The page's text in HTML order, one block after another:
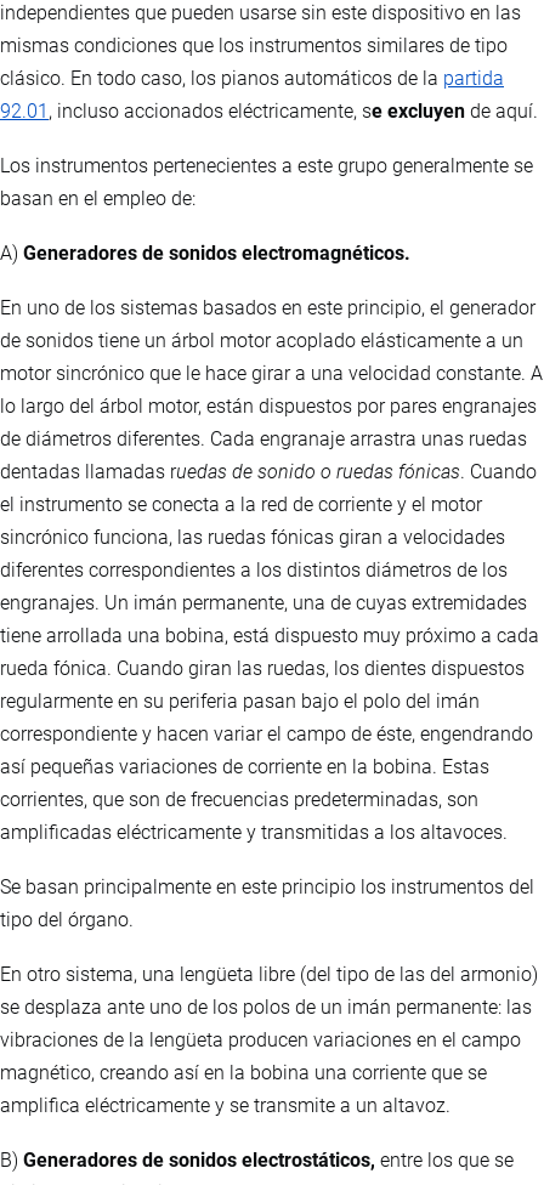
independientes que pueden usarse sin este dispositivo en las
mismas condiciones que los instrumentos similares de tipo
clásico. En todo caso, los pianos automáticos de la partida
92.01 , incluso accionados eléctricamente, se excluyen de aquí.
Los instrumentos pertenecientes a este grupo generalmente se
basan en el empleo de:
A) Generadores de sonidos electromagnéticos.
En uno de los sistemas basados en este principio, el generador
de sonidos tiene un árbol motor acoplado elásticamente a un
motor sincrónico que le hace girar a una velocidad constante. A
lo largo del árbol motor, están dispuestos por pares engranajes
de diámetros diferentes. Cada engranaje arrastra unas ruedas
dentadas llamadas ruedas de sonido o ruedas fónicas. Cuando
el instrumento se conecta a la red de corriente y el motor
sincrónico funciona, las ruedas fónicas giran a velocidades
diferentes correspondientes a los distintos diámetros de los
engranajes. Un imán permanente, una de cuyas extremidades
tiene arrollada una bobina, está dispuesto muy próximo a cada
rueda fónica. Cuando giran las ruedas, los dientes dispuestos
regularmente en su periferia pasan bajo el polo del imán
correspondiente y hacen variar el campo de éste, engendrando
así pequeñas variaciones de corriente en la bobina. Estas
corrientes, que son de frecuencias predeterminadas, son
amplificadas eléctricamente y transmitidas a los altavoces.
Se basan principalmente en este principio los instrumentos del
tipo del órgano.
En otro sistema, una lengüeta libre (del tipo de las del armonio)
se desplaza ante uno de los polos de un imán permanente: las
vibraciones de la lengüeta producen variaciones en el campo
magnético, creando así en la bobina una corriente que se
amplifica eléctricamente y se transmite a un altavoz.
B) Generadores de sonidos electrostáticos, entre los que se